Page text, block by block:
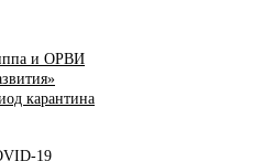
и ОРВИ
карантина
19